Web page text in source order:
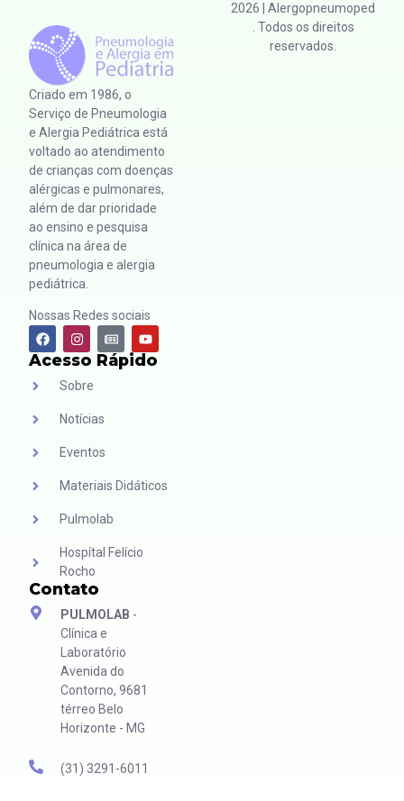
Criado em 1986, o
Serviço de Pneumologia
e Alergia Pediátrica está
voltado ao atendimento
de crianças com doenças
alérgicas e pulmonares,
além de dar prioridade
ao ensino e pesquisa
clínica na área de
pneumologia e alergia
pediátrica.
Nossas Redes sociais
Acesso Rápido
Sobre
Notícias
Eventos
Materiais Didáticos
Pulmolab
Hospítal Felício
Rocho
Contato
PULMOLAB -
Clínica e
Laboratório
Avenida do
Contorno, 9681
térreo Belo
Horizonte - MG
(31) 3291-6011
2026 | Alergopneumoped
. Todos os direitos
reservados.